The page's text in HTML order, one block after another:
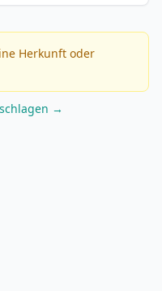
Herkunft oder
→